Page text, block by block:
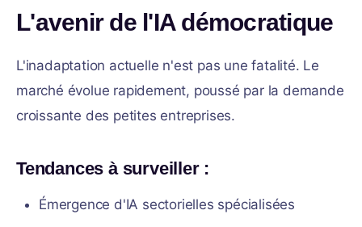
L'avenir de l'IA démocratique
L'inadaptation actuelle n'est pas une fatalité. Le
marché évolue rapidement, poussé par la demande
croissante des petites entreprises.
Tendances à surveiller :
Émergence d'IA sectorielles spécialisées